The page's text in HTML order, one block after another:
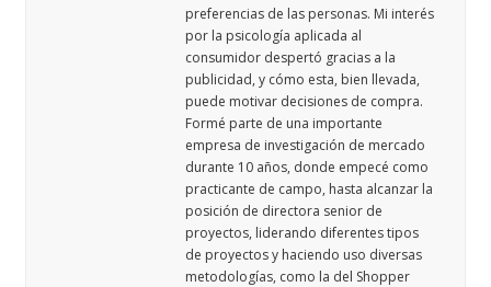
preferencias de las personas. Mi interés
por la psicología aplicada al
consumidor despertó gracias a la
publicidad, y cómo esta, bien llevada,
puede motivar decisiones de compra.
Formé parte de una importante
empresa de investigación de mercado
durante 10 años, donde empecé como
practicante de campo, hasta alcanzar la
posición de directora senior de
proyectos, liderando diferentes tipos
de proyectos y haciendo uso diversas
metodologías, como la del Shopper